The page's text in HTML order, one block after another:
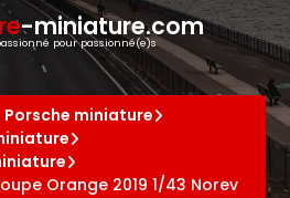
-miniature.com
pour passionné(e)s
Porsche miniature
Orange 2019 1/43 Norev